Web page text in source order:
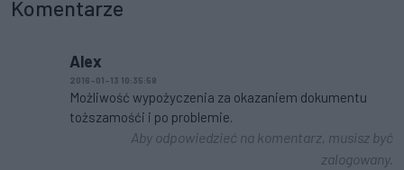
Komentarze
Alex
2016-01-13 10:35:58
Możliwość wypożyczenia za okazaniem dokumentu
toższamośći i po problemie.
Aby odpowiedzieć na komentarz, musisz być
zalogowany.